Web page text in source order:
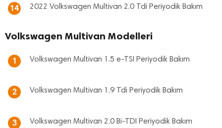
14 2022 Volkswagen Multivan 2.0 Tdi Periyodik Bakım
Volkswagen Multivan Modelleri
1 Volkswagen Multivan 1.5 e-TSI Periyodik Bakım
2 Volkswagen Multivan 1.9 Tdi Periyodik Bakım
3 Volkswagen Multivan 2.0 Bi-TDI Periyodik Bakım